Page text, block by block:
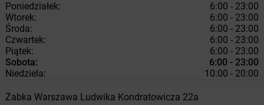
Poniedziałek:
6:00 - 23:00
Wtorek:
6:00 - 23:00
Środa:
6:00 - 23:00
Czwartek:
6:00 - 23:00
Piątek:
6:00 - 23:00
Sobota:
6:00 - 23:00
Niedziela:
10:00 - 20:00
Żabka Warszawa Ludwika Kondratowicza 22a